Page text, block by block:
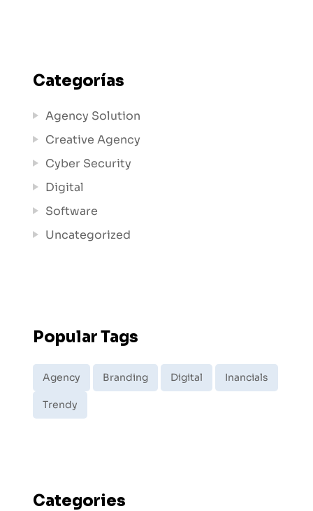
Categorías
Agency Solution
Creative Agency
Cyber Security
Digital
Software
Uncategorized
Popular Tags
Agency Branding Digital Inancials
Trendy
Categories